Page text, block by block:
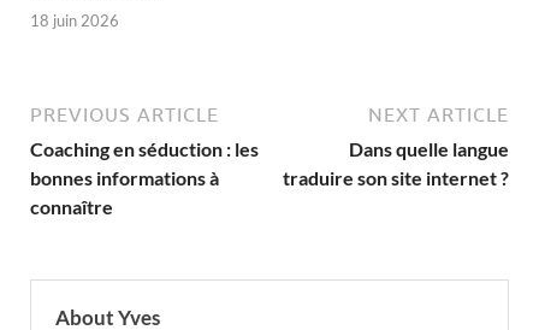
18 juin 2026
PREVIOUS ARTICLE
Coaching en séduction : les
bonnes informations à
connaître
NEXT ARTICLE
Dans quelle langue
traduire son site internet ?
About Yves